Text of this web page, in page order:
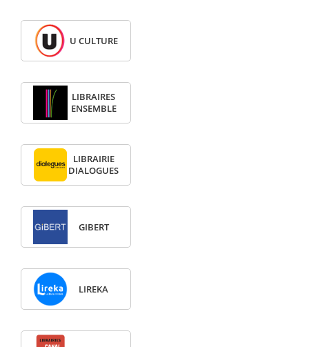
U CULTURE
LIBRAIRES
ENSEMBLE
LIBRAIRIE
DIALOGUES
GIBERT
LIREKA